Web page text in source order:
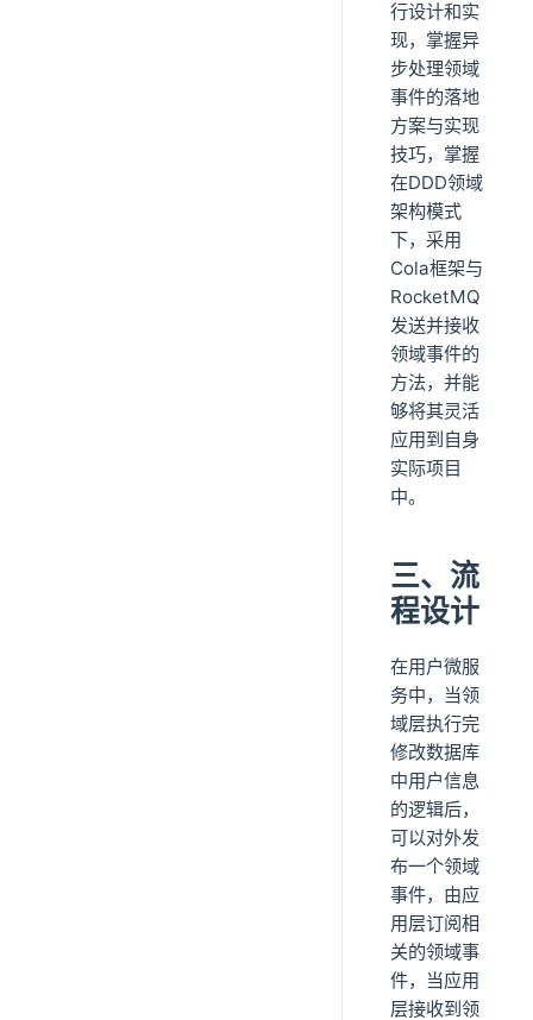
行设计和实
现，掌握异
步处理领域
事件的落地
方案与实现
技巧，掌握
在DDD领域
架构模式
下，采用
Cola框架与
RocketMQ
发送并接收
领域事件的
方法，并能
够将其灵活
应用到自身
实际项目
中。
三、流
程设计
在用户微服
务中，当领
域层执行完
修改数据库
中用户信息
的逻辑后，
可以对外发
布一个领域
事件，由应
用层订阅相
关的领域事
件，当应用
层接收到领